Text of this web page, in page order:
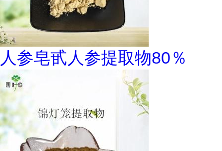
人参皂甙人参提取物80％